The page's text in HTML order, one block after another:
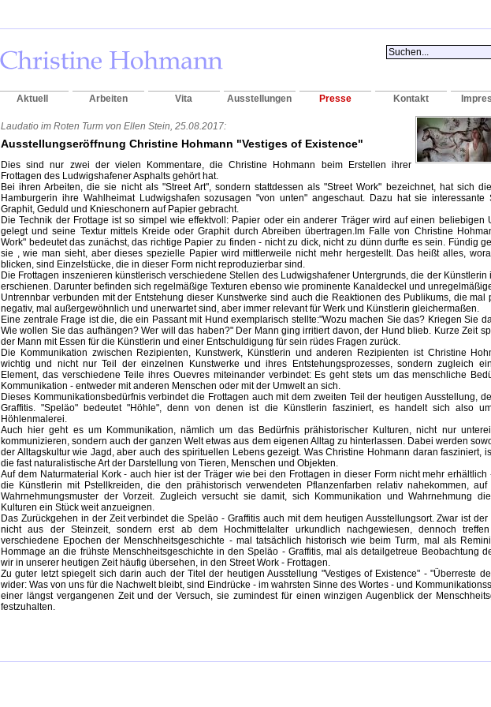
Aktuell Arbeiten Vita Ausstellungen Presse Kontakt
Laudatio im Roten Turm von Ellen Stein, 25.08.2017:
Ausstellungseröffnung Christine Hohmann "Vestiges of Existence"
Dies sind nur zwei der vielen Kommentare, die Christine Hohmann beim Erstellen ihrer
Frottagen des Ludwigshafener Asphalts gehört hat.
Bei ihren Arbeiten, die sie nicht als "Street Art", sondern stattdessen als "Street Work" bezeichnet, hat sich
Hamburgerin ihre Wahlheimat Ludwigshafen sozusagen "von unten" angeschaut. Dazu hat sie interessante
Graphit, Geduld und Knieschonern auf Papier gebracht.
Die Technik der Frottage ist so simpel wie effektvoll: Papier oder ein anderer Träger wird auf einen beliebigen
gelegt und seine Textur mittels Kreide oder Graphit durch Abreiben übertragen.Im Falle von Christine
Work" bedeutet das zunächst, das richtige Papier zu finden - nicht zu dick, nicht zu dünn durfte es sein. Fündig
sie , wie man sieht, aber dieses spezielle Papier wird mittlerweile nicht mehr hergestellt. Das heißt alles,
blicken, sind Einzelstücke, die in dieser Form nicht reproduzierbar sind.
Die Frottagen inszenieren künstlerisch verschiedene Stellen des Ludwigshafener Untergrunds, die der Künstlerin
erschienen. Darunter befinden sich regelmäßige Texturen ebenso wie prominente Kanaldeckel und
Untrennbar verbunden mit der Entstehung dieser Kunstwerke sind auch die Reaktionen des Publikums, die mal
negativ, mal außergewöhnlich und unerwartet sind, aber immer relevant für Werk und Künstlerin gleichermaßen.
Eine zentrale Frage ist die, die ein Passant mit Hund exemplarisch stellte:"Wozu machen Sie das? Kriegen Sie
Wie wollen Sie das aufhängen? Wer will das haben?" Der Mann ging irritiert davon, der Hund blieb. Kurze Zeit
der Mann mit Essen für die Künstlerin und einer Entschuldigung für sein rüdes Fragen zurück.
Die Kommunikation zwischen Rezipienten, Kunstwerk, Künstlerin und anderen Rezipienten ist Christine
wichtig und nicht nur Teil der einzelnen Kunstwerke und ihres Entstehungsprozesses, sondern zugleich
Element, das verschiedene Teile ihres Ouevres miteinander verbindet: Es geht stets um das menschliche
Kommunikation - entweder mit anderen Menschen oder mit der Umwelt an sich.
Dieses Kommunikationsbedürfnis verbindet die Frottagen auch mit dem zweiten Teil der heutigen Ausstellung,
Graffitis. "Speläo" bedeutet "Höhle", denn von denen ist die Künstlerin fasziniert, es handelt sich also
Höhlenmalerei.
Auch hier geht es um Kommunikation, nämlich um das Bedürfnis prähistorischer Kulturen, nicht nur
kommunizieren, sondern auch der ganzen Welt etwas aus dem eigenen Alltag zu hinterlassen. Dabei werden
der Alltagskultur wie Jagd, aber auch des spirituellen Lebens gezeigt. Was Christine Hohmann daran fasziniert,
die fast naturalistische Art der Darstellung von Tieren, Menschen und Objekten.
Auf dem Naturmaterial Kork - auch hier ist der Träger wie bei den Frottagen in dieser Form nicht mehr erhältlich
die Künstlerin mit Pstellkreiden, die den prähistorisch verwendeten Pflanzenfarben relativ nahekommen, auf
Wahrnehmungsmuster der Vorzeit. Zugleich versucht sie damit, sich Kommunikation und Wahrnehmung
Kulturen ein Stück weit anzueignen.
Das Zurückgehen in der Zeit verbindet die Speläo - Graffitis auch mit dem heutigen Ausstellungsort. Zwar ist der
nicht aus der Steinzeit, sondern erst ab dem Hochmittelalter urkundlich nachgewiesen, dennoch
verschiedene Epochen der Menschheitsgeschichte - mal tatsächlich historisch wie beim Turm, mal als
Hommage an die frühste Menschheitsgeschichte in den Speläo - Graffitis, mal als detailgetreue Beobachtung
wir in unserer heutigen Zeit häufig übersehen, in den Street Work - Frottagen.
Zu guter letzt spiegelt sich darin auch der Titel der heutigen Ausstellung "Vestiges of Existence" - "Überreste
wider: Was von uns für die Nachwelt bleibt, sind Eindrücke - im wahrsten Sinne des Wortes - und
einer längst vergangenen Zeit und der Versuch, sie zumindest für einen winzigen Augenblick der
festzuhalten.